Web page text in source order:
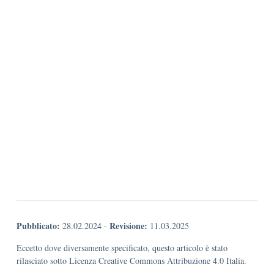
Pubblicato: 28.02.2024 - Revisione: 11.03.2025
Eccetto dove diversamente specificato, questo articolo è stato
rilasciato sotto Licenza Creative Commons Attribuzione 4.0 Italia.